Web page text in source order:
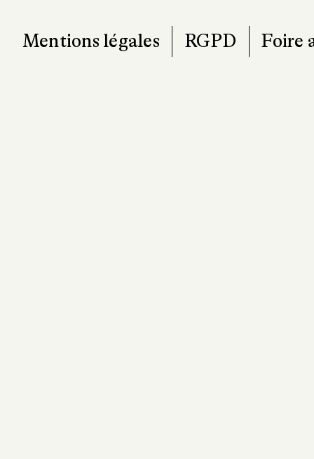
Mentions légales RGPD Foire